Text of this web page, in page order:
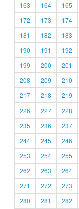
163
164 165
172
173 174
181
182 183
190
191 192
199
200 201
208
209 210
217
218 219
226
227 228
235
236 237
244
245 246
253
254 255
262
263 264
271
272 273
280
281 282